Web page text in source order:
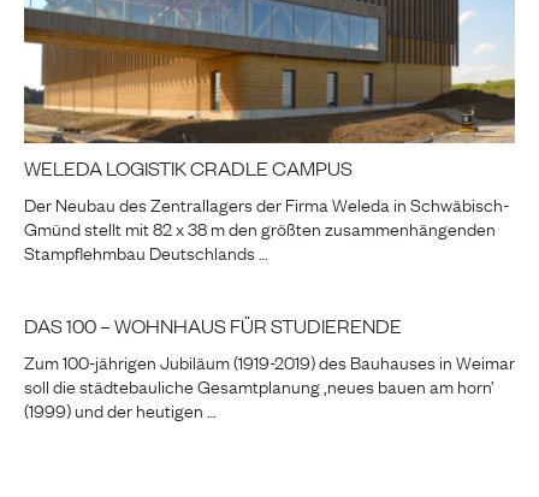
WELEDA LOGISTIK CRADLE CAMPUS
Der Neubau des Zentrallagers der Firma Weleda in Schwäbisch-
Gmünd stellt mit 82 x 38 m den größten zusammenhängenden
Stampflehmbau Deutschlands …
DAS 100 – WOHNHAUS FÜR STUDIERENDE
Zum 100-jährigen Jubiläum (1919-2019) des Bauhauses in Weimar
soll die städtebauliche Gesamtplanung ‚neues bauen am horn’
(1999) und der heutigen …